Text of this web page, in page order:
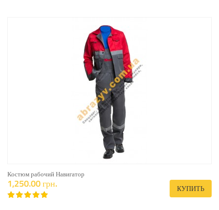
Костюм рабочий Навигатор
1,250.00 грн. КУПИТЬ